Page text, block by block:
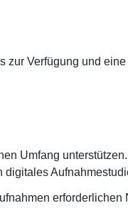
Verfügung und
Umfang